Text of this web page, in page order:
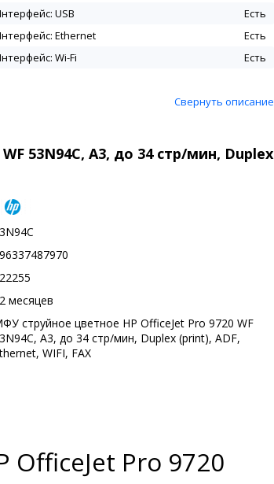
USB
Есть
Ethernet
Есть
Wi-Fi
Есть
Свернуть описание
53N94C, А3, до 34 стр/мин, Duplex
месяцев
струйное цветное HP OfficeJet Pro 9720 WF
А3, до 34 стр/мин, Duplex (print), ADF,
WIFI, FAX
Pro 9720